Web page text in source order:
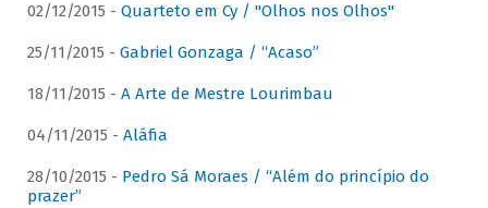
02/12/2015 - Quarteto em Cy / "Olhos nos Olhos"
25/11/2015 - Gabriel Gonzaga / “Acaso”
18/11/2015 - A Arte de Mestre Lourimbau
04/11/2015 - Aláfia
28/10/2015 - Pedro Sá Moraes / “Além do princípio do
prazer”